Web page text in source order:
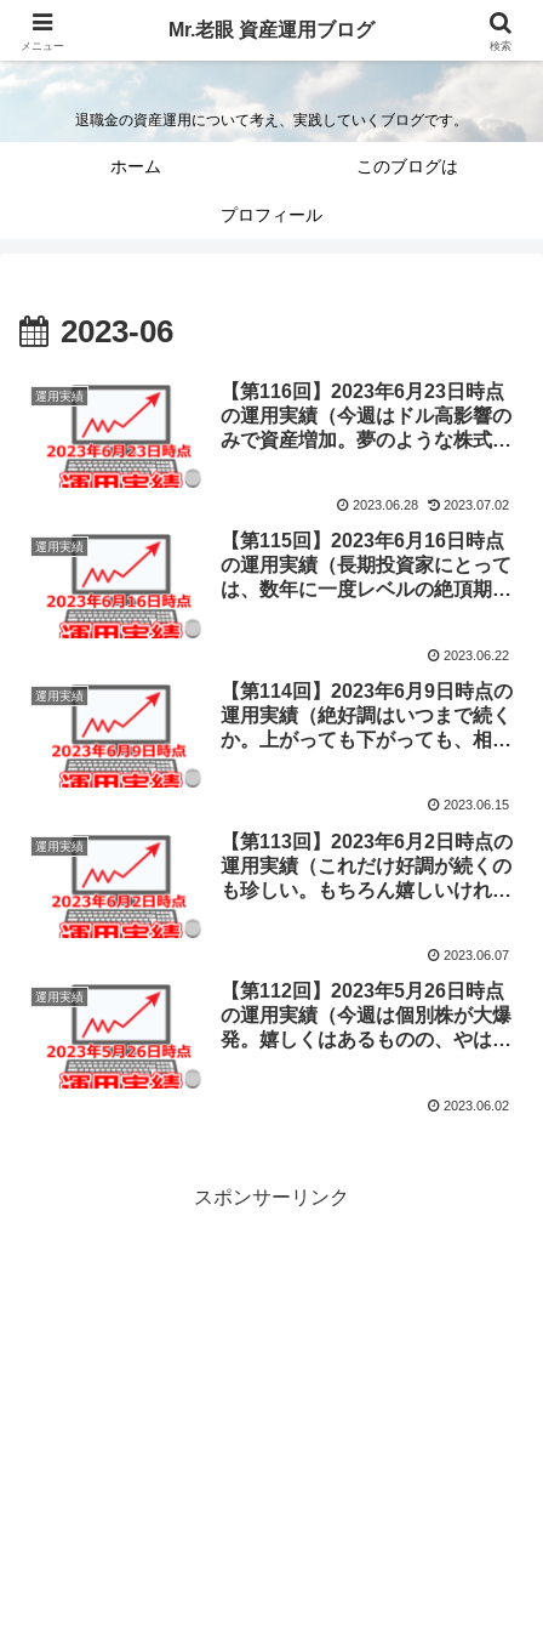
Mr.老眼の退職金を資産運用するブログ
退職金の資産運用について考え、実践していくブログです。
ホーム このブログは
プロフィール
2023-06
運用実績
【第116回】2023年6月23日時点
の運用実績（今週はドル高影響の
みで資産増加。夢のような株式相
2023.06.28 2023.07.02
運用実績
【第115回】2023年6月16日時点
の運用実績（長期投資家にとって
は、数年に一度レベルの絶頂期を
2023.06.22
運用実績
【第114回】2023年6月9日時点の
運用実績（絶好調はいつまで続く
か。上がっても下がっても、相場
2023.06.15
運用実績
【第113回】2023年6月2日時点の
運用実績（これだけ好調が続くの
も珍しい。もちろん嬉しいけれど
2023.06.07
運用実績
【第112回】2023年5月26日時点
の運用実績（今週は個別株が大爆
発。嬉しくはあるものの、やはり
2023.06.02
スポンサーリンク
メニュー
Mr.老眼 資産運用ブログ
検索